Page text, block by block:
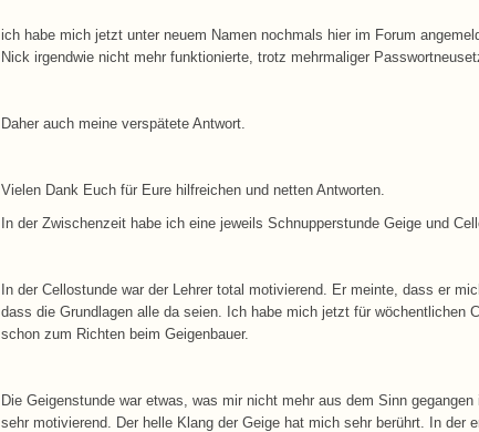
ich habe mich jetzt unter neuem Namen nochmals hier im Forum
Nick irgendwie nicht mehr funktionierte, trotz mehrmaliger
Daher auch meine verspätete Antwort.
Vielen Dank Euch für Eure hilfreichen und netten Antworten.
In der Zwischenzeit habe ich eine jeweils Schnupperstunde Geige und
In der Cellostunde war der Lehrer total motivierend. Er meinte, dass er
dass die Grundlagen alle da seien. Ich habe mich jetzt für wöchentlichen
schon zum Richten beim Geigenbauer.
Die Geigenstunde war etwas, was mir nicht mehr aus dem Sinn
sehr motivierend. Der helle Klang der Geige hat mich sehr berührt. In der